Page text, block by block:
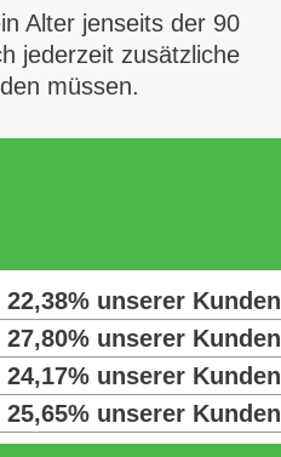
Alter jenseits der 90
jederzeit zusätzliche
müssen.
22,38% unserer Kunden
27,80% unserer Kunden
24,17% unserer Kunden
25,65% unserer Kunden